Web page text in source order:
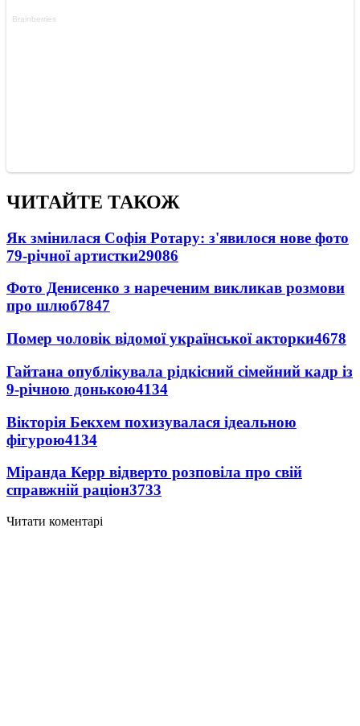
ЧИТАЙТЕ ТАКОЖ
Як змінилася Софія Ротару: з'явилося нове фото
79-річної артистки29086
Фото Денисенко з нареченим викликав розмови
про шлюб7847
Помер чоловік відомої української акторки4678
Гайтана опублікувала рідкісний сімейний кадр із
9-річною донькою4134
Вікторія Бекхем похизувалася ідеальною
фігурою4134
Міранда Керр відверто розповіла про свій
справжній раціон3733
Читати коментарі